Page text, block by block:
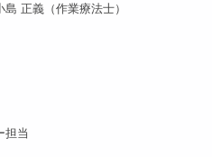
正義（作業療法士）
担当